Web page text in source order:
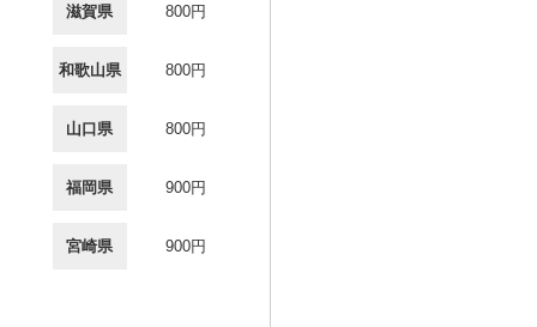
滋賀県 800円
和歌山県 800円
山口県 800円
福岡県 900円
宮崎県 900円